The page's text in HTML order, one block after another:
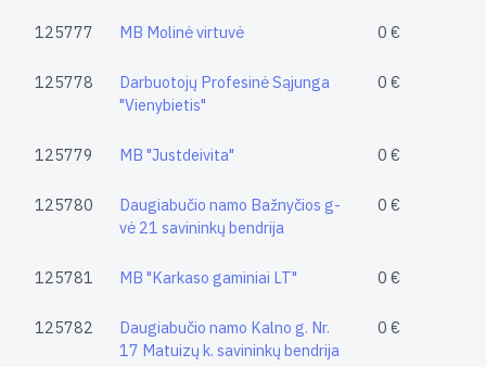
125777 MB Molinė virtuvė 0 €
125778
Darbuotojų Profesinė Sąjunga
"Vienybietis"
0 €
125779 MB "Justdeivita" 0 €
125780
Daugiabučio namo Bažnyčios g-
vė 21 savininkų bendrija
0 €
125781 MB "Karkaso gaminiai LT" 0 €
125782
Daugiabučio namo Kalno g. Nr.
17 Matuizų k. savininkų bendrija
0 €